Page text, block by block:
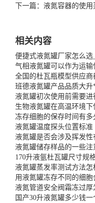
下一篇：液氮容器的使用
相关内容
便捷式液氮罐厂家怎么选
气相液氮罐可以作为运输
全国的杜瓦瓶模型供应商
班德液氮罐产品品质大
液氮罐初次使用前需要
生物液氮罐在高温环境
冻存细胞的保存时间有
液氮罐温度探头位置标准
液氮罐是否会涉及挥发性
液氮罐储存样品的一些注
170升液氩杜瓦罐尺寸规
液氮罐蒸发率测试方法怎
用液氮罐冻存不同的细
液氮管道安全阀霜冻过
国产30升液氮罐多少钱一